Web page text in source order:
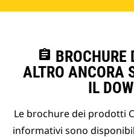
assignment BROCHURE
ALTRO ANCORA
IL
Le brochure dei prodotti
informativi sono